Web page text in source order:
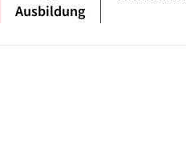
Ausbildung